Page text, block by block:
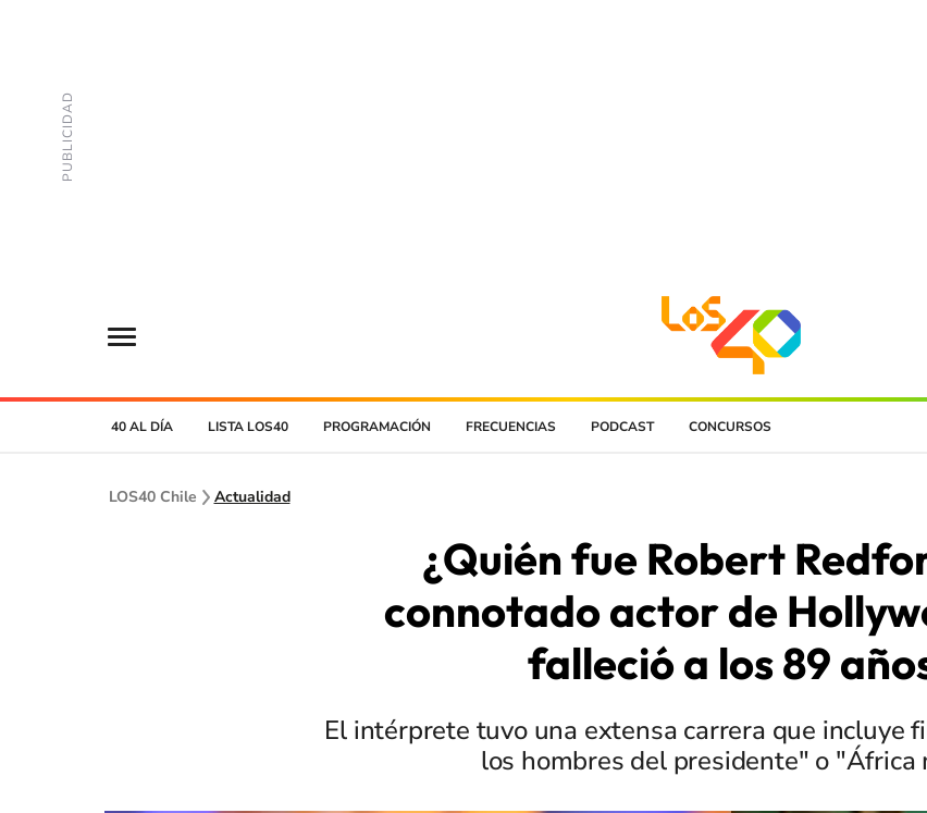
40 AL DÍA LISTA LOS40 PROGRAMACIÓN FRECUENCIAS PODCAST CONCURSOS
LOS40 Chile Actualidad
¿Quién fue Robert
connotado actor de
falleció a los 89
El intérprete tuvo una extensa carrera que incluye
los hombres del presidente" o "África